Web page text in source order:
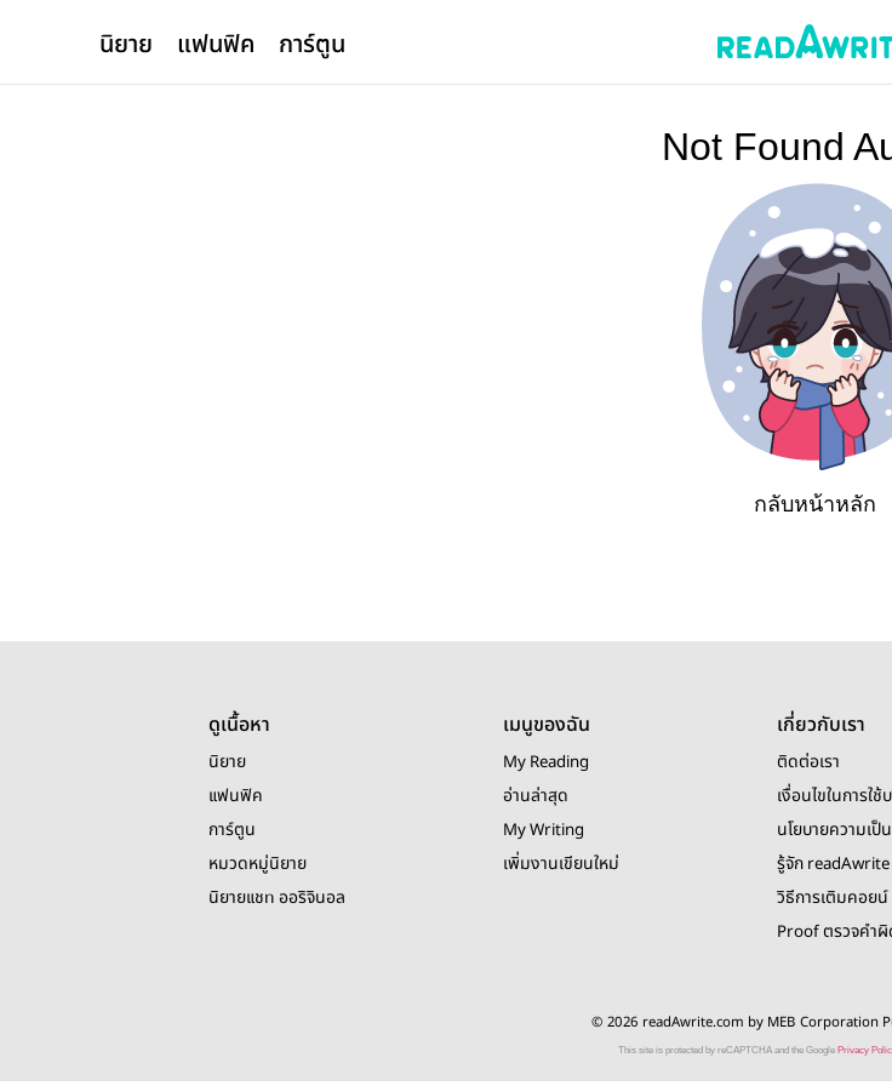
นิยาย แฟนฟิค การ์ตูน
Not Found
กลับหน้าหลัก
ดูเนื้อหา
นิยาย
แฟนฟิค
การ์ตูน
หมวดหมู่นิยาย
นิยายแชท ออริจินอล
เมนูของฉัน
My Reading
อ่านล่าสุด
My Writing
เพิ่มงานเขียนใหม่
เกี่ยวกับเรา
ติดต่อเรา
เงื่อนไขในการใช้
นโยบายความเป็
รู้จัก readAwrite
วิธีการเติมคอยน์
Proof ตรวจคำ
© 2026 readAwrite.com by MEB Corporation
This site is protected by reCAPTCHA and the Google Privacy